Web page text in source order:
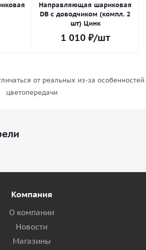
Направляющая шариковая
DB с доводчиком (компл. 2
шт) Цинк
1 010 ₽/шт
от реальных из-за особенностей
цветопередачи
Компания
О компании
Новости
Магазины